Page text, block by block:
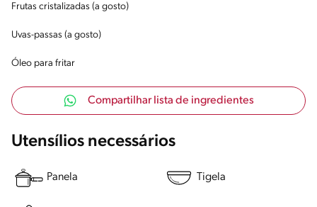
Frutas cristalizadas (a gosto)
Uvas-passas (a gosto)
Óleo para fritar
Compartilhar lista de ingredientes
Utensílios necessários
Panela Tigela